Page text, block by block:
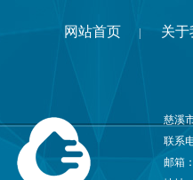
网站首页 关于
慈溪
联系
邮箱：